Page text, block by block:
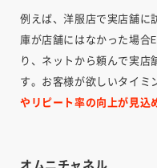
例えば、洋服店で実店舗に
庫が店舗にはなかった場合
り、ネットから頼んで実店
す。お客様が欲しいタイミ
やリピート率の向上が見込